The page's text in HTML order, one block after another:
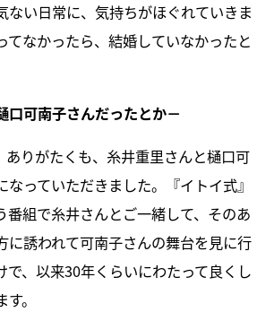
ない日常に、気持ちがほぐれていきま
てなかったら、結婚していなかったと
口可南子さんだったとか－
ありがたくも、糸井重里さんと樋口可
なっていただきました。『イトイ式』
番組で糸井さんとご一緒して、そのあ
に誘われて可南子さんの舞台を見に行
で、以来30年くらいにわたって良くし
。